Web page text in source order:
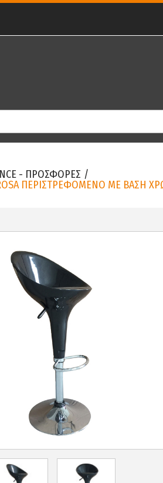
- ΠΡΟΣΦΟΡΕΣ /
ΠΕΡΙΣΤΡΕΦΟΜΕΝΟ ΜΕ ΒΑΣΗ